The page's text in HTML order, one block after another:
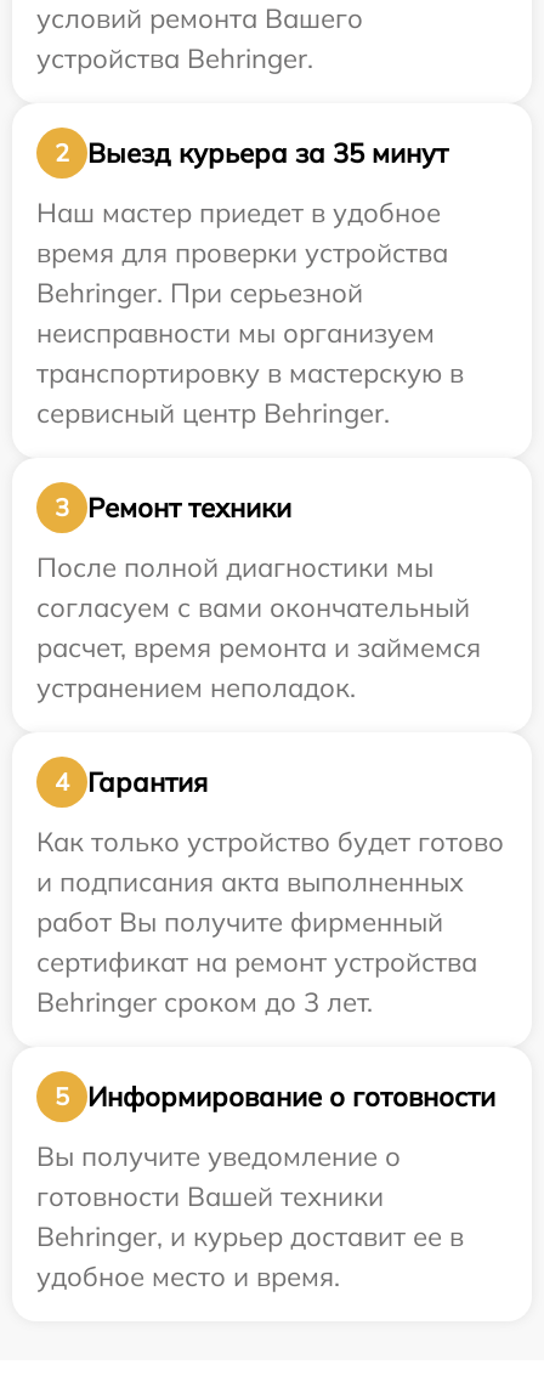
условий ремонта Вашего
устройства Behringer.
2
Выезд курьера за 35 минут
Наш мастер приедет в удобное
время для проверки устройства
Behringer. При серьезной
неисправности мы организуем
транспортировку в мастерскую в
сервисный центр Behringer.
3
Ремонт техники
После полной диагностики мы
согласуем с вами окончательный
расчет, время ремонта и займемся
устранением неполадок.
4
Гарантия
Как только устройство будет готово
и подписания акта выполненных
работ Вы получите фирменный
сертификат на ремонт устройства
Behringer сроком до 3 лет.
5
Информирование о готовности
Вы получите уведомление о
готовности Вашей техники
Behringer, и курьер доставит ее в
удобное место и время.